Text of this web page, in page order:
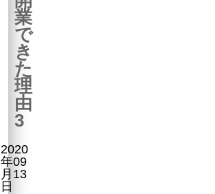
業
で
き
た
理
由
3
2020
年09
月13
日